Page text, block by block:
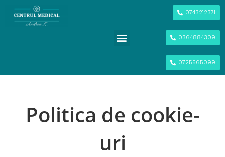
0743212371
0364884309
0725565099
Politica de cookie-
uri